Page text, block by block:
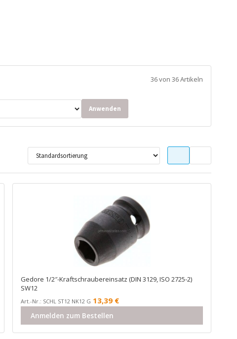
36 von 36 Artikeln
Anwenden
Gedore 1/2″-Kraftschraubereinsatz (DIN 3129, ISO 2725-2)
SW12
Art.-Nr.: SCHL ST12 NK12 G 13,39 €
Anmelden zum Bestellen